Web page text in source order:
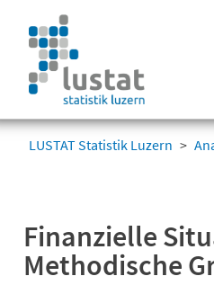
LUSTAT Statistik Luzern
Finanzielle
Methodische